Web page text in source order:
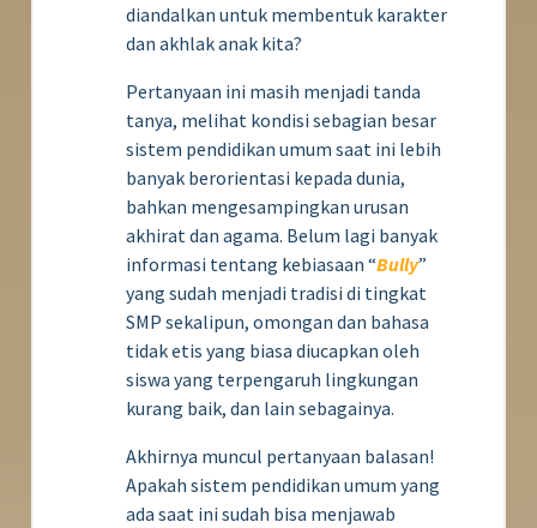
diandalkan untuk membentuk karakter
dan akhlak anak kita?
Pertanyaan ini masih menjadi tanda
tanya, melihat kondisi sebagian besar
sistem pendidikan umum saat ini lebih
banyak berorientasi kepada dunia,
bahkan mengesampingkan urusan
akhirat dan agama. Belum lagi banyak
informasi tentang kebiasaan “Bully”
yang sudah menjadi tradisi di tingkat
SMP sekalipun, omongan dan bahasa
tidak etis yang biasa diucapkan oleh
siswa yang terpengaruh lingkungan
kurang baik, dan lain sebagainya.
Akhirnya muncul pertanyaan balasan!
Apakah sistem pendidikan umum yang
ada saat ini sudah bisa menjawab